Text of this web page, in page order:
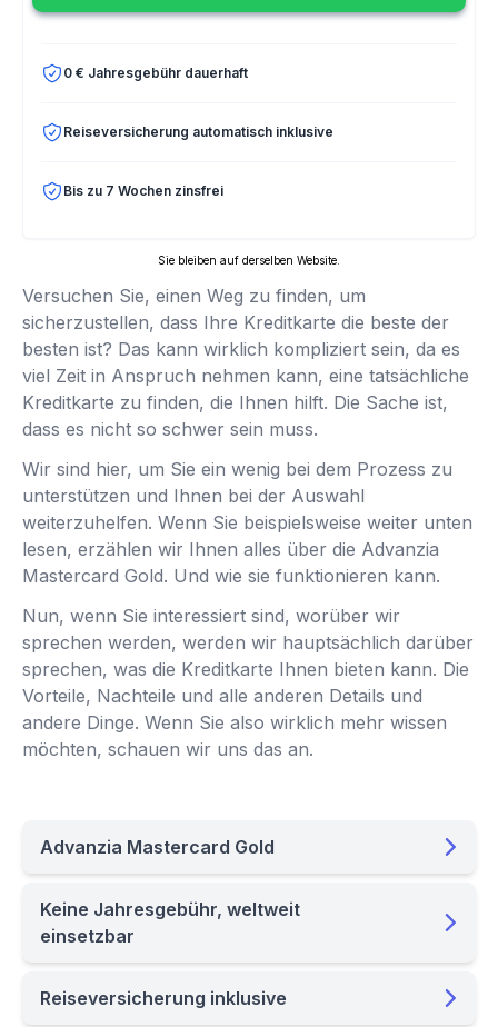
0 € Jahresgebühr dauerhaft
Reiseversicherung automatisch inklusive
Bis zu 7 Wochen zinsfrei
Sie bleiben auf derselben Website.
Versuchen Sie, einen Weg zu finden, um
sicherzustellen, dass Ihre Kreditkarte die beste der
besten ist? Das kann wirklich kompliziert sein, da es
viel Zeit in Anspruch nehmen kann, eine tatsächliche
Kreditkarte zu finden, die Ihnen hilft. Die Sache ist,
dass es nicht so schwer sein muss.
Wir sind hier, um Sie ein wenig bei dem Prozess zu
unterstützen und Ihnen bei der Auswahl
weiterzuhelfen. Wenn Sie beispielsweise weiter unten
lesen, erzählen wir Ihnen alles über die Advanzia
Mastercard Gold. Und wie sie funktionieren kann.
Nun, wenn Sie interessiert sind, worüber wir
sprechen werden, werden wir hauptsächlich darüber
sprechen, was die Kreditkarte Ihnen bieten kann. Die
Vorteile, Nachteile und alle anderen Details und
andere Dinge. Wenn Sie also wirklich mehr wissen
möchten, schauen wir uns das an.
Advanzia Mastercard Gold
Keine Jahresgebühr, weltweit
einsetzbar
Reiseversicherung inklusive